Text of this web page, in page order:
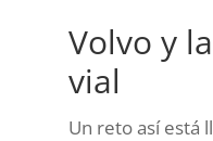
Volvo y
vial
Un reto así está